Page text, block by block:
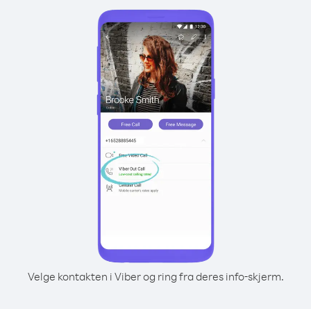
Velge kontakten i Viber og ring fra deres info-skjerm.